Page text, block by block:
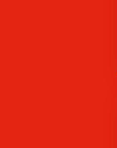
XIX i XX wieku oraz
w kręgu filozoficznej
czyli Aleksander